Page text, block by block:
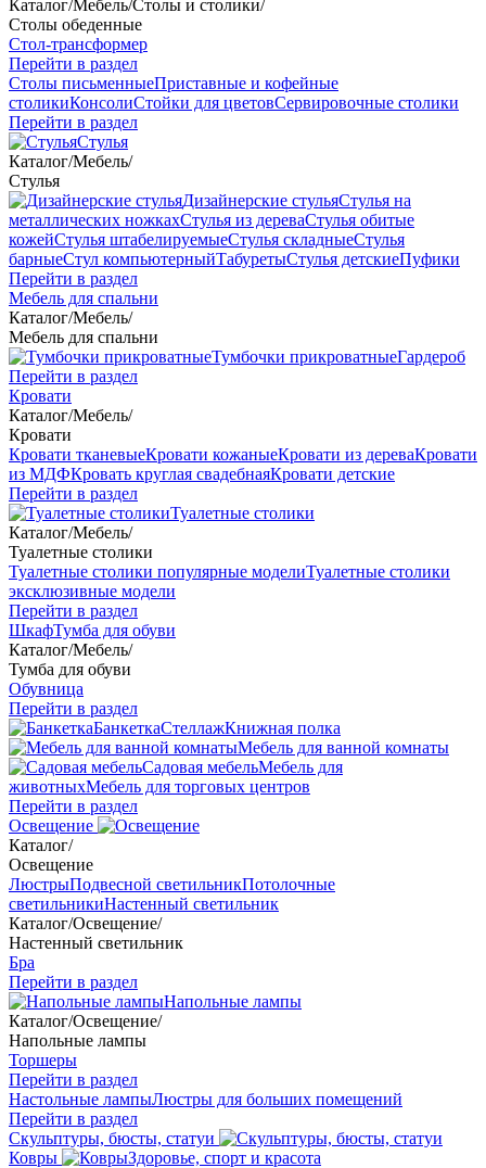
Каталог/Мебель/Столы и столики/
Столы обеденные
Стол-трансформер
Перейти в раздел
Столы письменныеПриставные и кофейные
столикиКонсолиСтойки для цветовСервировочные столики
Перейти в раздел
Стулья
Каталог/Мебель/
Стулья
Дизайнерские стульяСтулья на
металлических ножкахСтулья из дереваСтулья обитые
кожейСтулья штабелируемыеСтулья складныеСтулья
барныеСтул компьютерныйТабуретыСтулья детскиеПуфики
Перейти в раздел
Мебель для спальни
Каталог/Мебель/
Мебель для спальни
Тумбочки прикроватныеГардероб
Перейти в раздел
Кровати
Каталог/Мебель/
Кровати
Кровати тканевыеКровати кожаныеКровати из дереваКровати
из МДФКровать круглая свадебнаяКровати детские
Перейти в раздел
Туалетные столики
Каталог/Мебель/
Туалетные столики
Туалетные столики популярные моделиТуалетные столики
эксклюзивные модели
Перейти в раздел
ШкафТумба для обуви
Каталог/Мебель/
Тумба для обуви
Обувница
Перейти в раздел
БанкеткаСтеллажКнижная полка
Мебель для ванной комнаты
Садовая мебельМебель для
животныхМебель для торговых центров
Перейти в раздел
Освещение
Каталог/
Освещение
ЛюстрыПодвесной светильникПотолочные
светильникиНастенный светильник
Каталог/Освещение/
Настенный светильник
Бра
Перейти в раздел
Напольные лампы
Каталог/Освещение/
Напольные лампы
Торшеры
Перейти в раздел
Настольные лампыЛюстры для больших помещений
Перейти в раздел
Скульптуры, бюсты, статуи
Ковры
Здоровье, спорт и красота